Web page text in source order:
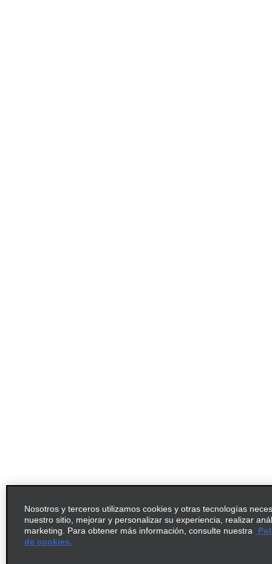
Nosotros y terceros utilizamos cookies y otras tecnologías
nuestro sitio, mejorar y personalizar su experiencia, realizar
marketing. Para obtener más información, consulte nuestra
de cookies.